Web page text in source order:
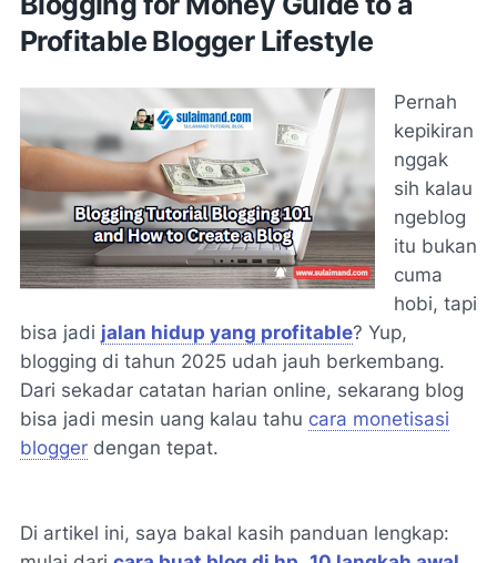
Profitable Blogger Lifestyle
Pernah
kepikiran
nggak
sih kalau
ngeblog
itu bukan
cuma
hobi, tapi
bisa jadi jalan hidup yang profitable? Yup,
blogging di tahun 2025 udah jauh berkembang.
Dari sekadar catatan harian online, sekarang blog
bisa jadi mesin uang kalau tahu cara monetisasi
blogger dengan tepat.
Di artikel ini, saya bakal kasih panduan lengkap: